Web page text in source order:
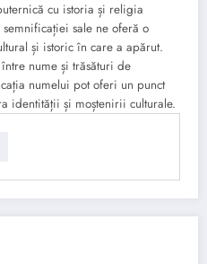
cu istoria și religia
sale ne oferă o
și istoric în care a apărut.
nume și trăsături de
numelui pot oferi un punct
identității și moștenirii culturale.